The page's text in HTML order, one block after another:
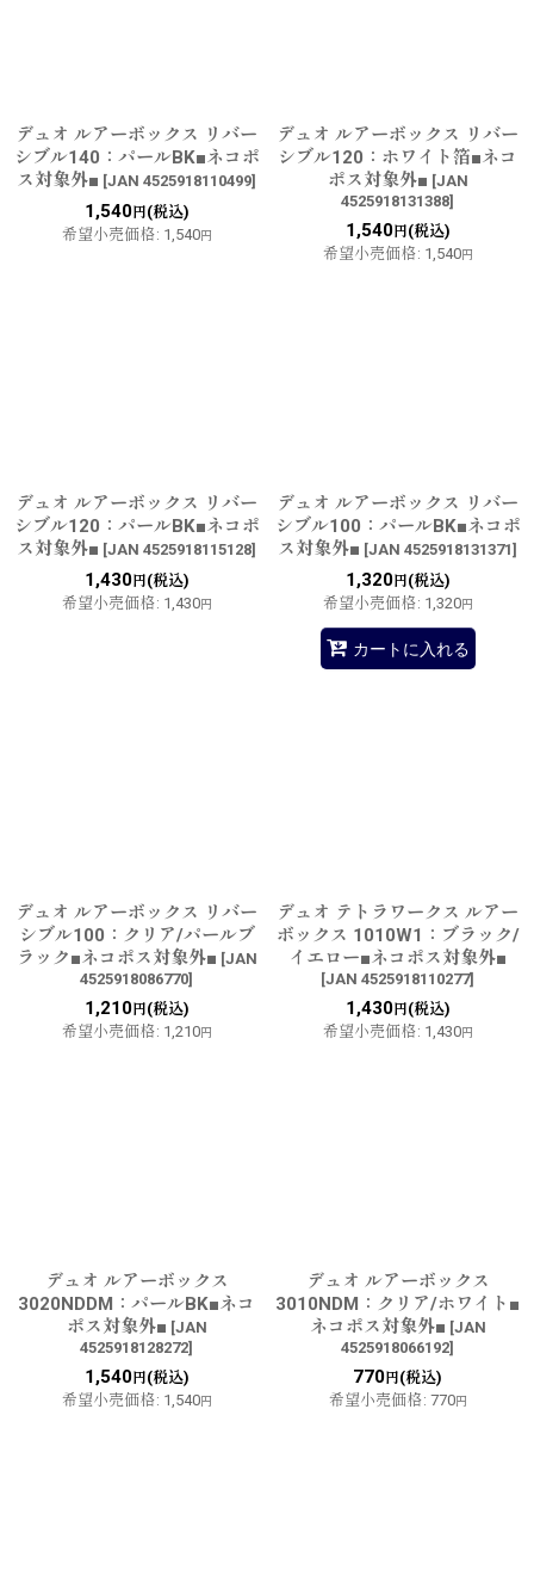
デュオ ルアーボックス リバー
シブル140：パールBK■ネコポ
ス対象外■ [JAN 4525918110499]
1,540円(税込)
希望小売価格: 1,540円
デュオ ルアーボックス リバー
シブル120：ホワイト箔■ネコ
ポス対象外■ [JAN
4525918131388]
1,540円(税込)
希望小売価格: 1,540円
デュオ ルアーボックス リバー
シブル120：パールBK■ネコポ
ス対象外■ [JAN 4525918115128]
1,430円(税込)
希望小売価格: 1,430円
デュオ ルアーボックス リバー
シブル100：パールBK■ネコポ
ス対象外■ [JAN 4525918131371]
1,320円(税込)
希望小売価格: 1,320円
カートに入れる
デュオ ルアーボックス リバー
シブル100：クリア/パールブ
ラック■ネコポス対象外■ [JAN
4525918086770]
1,210円(税込)
希望小売価格: 1,210円
デュオ テトラワークス ルアー
ボックス 1010W1：ブラック/
イエロー■ネコポス対象外■
[JAN 4525918110277]
1,430円(税込)
希望小売価格: 1,430円
デュオ ルアーボックス
3020NDDM：パールBK■ネコ
ポス対象外■ [JAN
4525918128272]
1,540円(税込)
希望小売価格: 1,540円
デュオ ルアーボックス
3010NDM：クリア/ホワイト■
ネコポス対象外■ [JAN
4525918066192]
770 円(税込)
希望小売価格: 770円